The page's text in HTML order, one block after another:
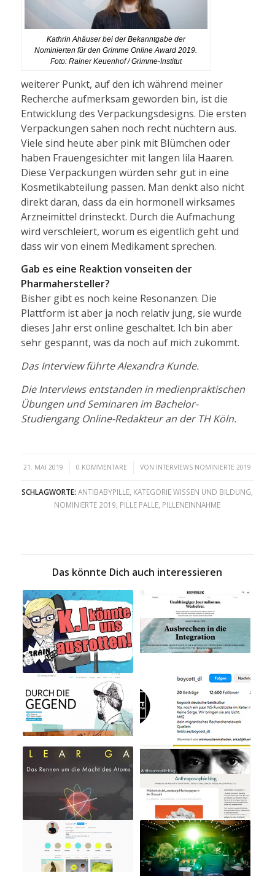
Kathrin Ahäuser bei der Bekanntgabe der
Nominierten für den Grimme Online Award 2019.
Foto: Rainer Keuenhof / Grimme-Institut
weiterer Punkt, auf den ich während meiner
Recherche aufmerksam geworden bin, ist die
Entwicklung des Verpackungsdesigns. Die ersten
Verpackungen sahen noch recht nüchtern aus.
Viele sind heute aber pink mit Blümchen oder
haben Frauengesichter mit langen lila Haaren.
Diese Verpackungen würden sehr gut in eine
Kosmetikabteilung passen. Man denkt also nicht
direkt daran, dass da ein hormonell wirksames
Arzneimittel drinsteckt. Durch die Aufmachung
wird verschleiert, worum es eigentlich geht und
dass wir von einem Medikament sprechen.
Gab es eine Reaktion vonseiten der
Pharmahersteller?
Bisher gibt es noch keine Resonanzen. Die
Plattform ist aber ja noch relativ jung, sie wurde
dieses Jahr erst online geschaltet. Ich bin aber
sehr gespannt, was da noch auf mich zukommt.
Das Interview führte Alexandra Kunde.
Die Interviews entstanden in medienpraktischen
Übungen und Seminaren im Bachelor-
Studiengang Online-Redakteur an der TH Köln.
21. MAI 2019
/ 0 KOMMENTARE
/ VON INTERVIEWS NOMINIERTE 2019
SCHLAGWORTE: ANTIBABYPILLE KATEGORIE WISSEN UND BILDUNG
NOMINIERTE 2019 PILLE PALLE PILLENEINNAHME
Das könnte Dich auch interessieren